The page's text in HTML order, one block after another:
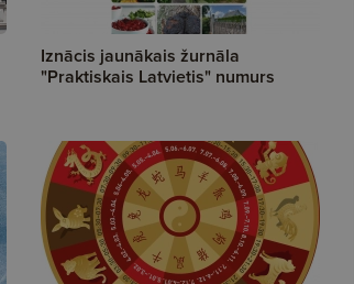
Iznācis jaunākais žurnāla
"Praktiskais Latvietis" numurs